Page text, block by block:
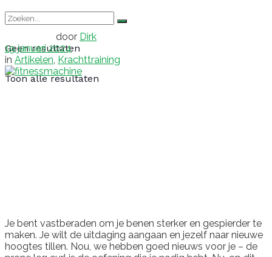
Geen resultaten
Toon alle resultaten
door Dirk
19 januari 2024
in Artikelen, Krachttraining
Je bent vastberaden om je benen sterker en gespierder te
maken. Je wilt de uitdaging aangaan en jezelf naar nieuwe
hoogtes tillen. Nou, we hebben goed nieuws voor je – de